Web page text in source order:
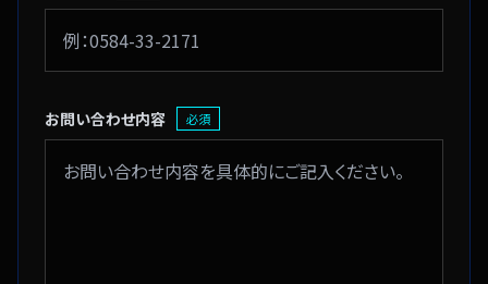
お問い合わせ内容 必須